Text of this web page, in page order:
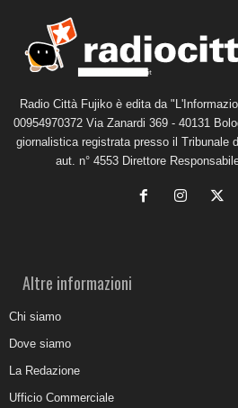
Radio Città Fujiko è edita da
00954970372 Via Zanardi 369 - 40131
giornalistica registrata presso il Tribunale
aut. n° 4553 Direttore
Altre informazioni
Chi siamo
Dove siamo
La Redazione
Ufficio Commerciale